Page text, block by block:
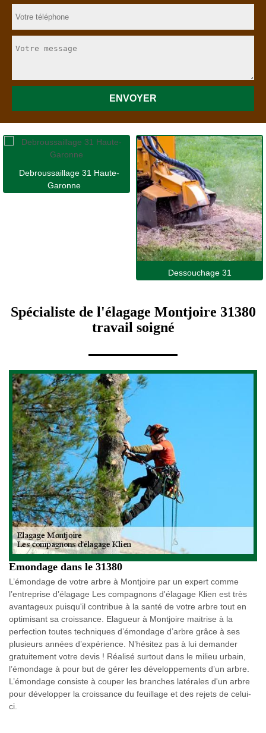
Debroussaillage 31 Haute-
Garonne
Dessouchage 31
Spécialiste de l'élagage Montjoire 31380
travail soigné
Emondage dans le 31380
L’émondage de votre arbre à Montjoire par un expert comme
l’entreprise d’élagage Les compagnons d'élagage Klien est très
avantageux puisqu'il contribue à la santé de votre arbre tout en
optimisant sa croissance. Elagueur à Montjoire maitrise à la
perfection toutes techniques d’émondage d’arbre grâce à ses
plusieurs années d’expérience. N’hésitez pas à lui demander
gratuitement votre devis ! Réalisé surtout dans le milieu urbain,
l’émondage à pour but de gérer les développements d’un arbre.
L’émondage consiste à couper les branches latérales d'un arbre
pour développer la croissance du feuillage et des rejets de celui-
ci.